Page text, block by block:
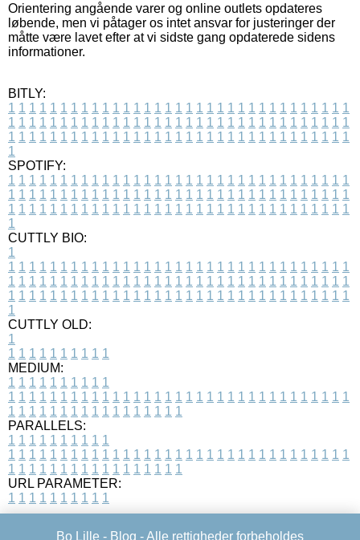
Orientering angående varer og online outlets opdateres
løbende, men vi påtager os intet ansvar for justeringer der
måtte være lavet efter at vi sidste gang opdaterede sidens
informationer.
BITLY:
1 1 1 1 1 1 1 1 1 1 1 1 1 1 1 1 1 1 1 1 1 1 1 1 1 1 1 1 1 1 1 1 1
1 1 1 1 1 1 1 1 1 1 1 1 1 1 1 1 1 1 1 1 1 1 1 1 1 1 1 1 1 1 1 1 1
1 1 1 1 1 1 1 1 1 1 1 1 1 1 1 1 1 1 1 1 1 1 1 1 1 1 1 1 1 1 1 1 1
1
SPOTIFY:
1 1 1 1 1 1 1 1 1 1 1 1 1 1 1 1 1 1 1 1 1 1 1 1 1 1 1 1 1 1 1 1 1
1 1 1 1 1 1 1 1 1 1 1 1 1 1 1 1 1 1 1 1 1 1 1 1 1 1 1 1 1 1 1 1 1
1 1 1 1 1 1 1 1 1 1 1 1 1 1 1 1 1 1 1 1 1 1 1 1 1 1 1 1 1 1 1 1 1
1
CUTTLY BIO:
1
1 1 1 1 1 1 1 1 1 1 1 1 1 1 1 1 1 1 1 1 1 1 1 1 1 1 1 1 1 1 1 1 1
1 1 1 1 1 1 1 1 1 1 1 1 1 1 1 1 1 1 1 1 1 1 1 1 1 1 1 1 1 1 1 1 1
1 1 1 1 1 1 1 1 1 1 1 1 1 1 1 1 1 1 1 1 1 1 1 1 1 1 1 1 1 1 1 1 1
1
CUTTLY OLD:
1
1 1 1 1 1 1 1 1 1 1
MEDIUM:
1 1 1 1 1 1 1 1 1 1
1 1 1 1 1 1 1 1 1 1 1 1 1 1 1 1 1 1 1 1 1 1 1 1 1 1 1 1 1 1 1 1 1
1 1 1 1 1 1 1 1 1 1 1 1 1 1 1 1 1
PARALLELS:
1 1 1 1 1 1 1 1 1 1
1 1 1 1 1 1 1 1 1 1 1 1 1 1 1 1 1 1 1 1 1 1 1 1 1 1 1 1 1 1 1 1 1
1 1 1 1 1 1 1 1 1 1 1 1 1 1 1 1 1
URL PARAMETER:
1 1 1 1 1 1 1 1 1 1
Bo Lille - Blog - Alle rettigheder forbeholdes